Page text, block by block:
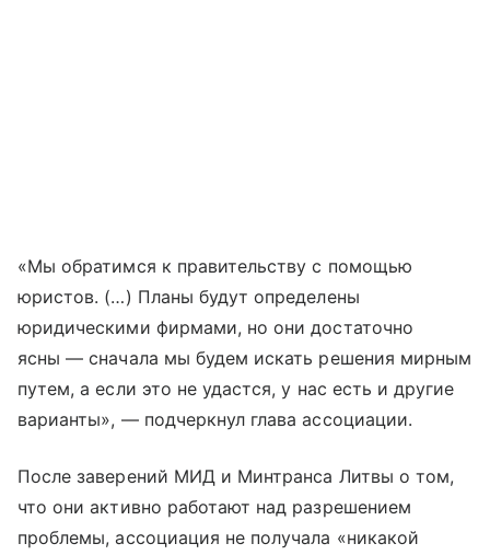
«Мы обратимся к правительству с помощью
юристов. (…) Планы будут определены
юридическими фирмами, но они достаточно
ясны — сначала мы будем искать решения мирным
путем, а если это не удастся, у нас есть и другие
варианты», — подчеркнул глава ассоциации.
После заверений МИД и Минтранса Литвы о том,
что они активно работают над разрешением
проблемы, ассоциация не получала «никакой